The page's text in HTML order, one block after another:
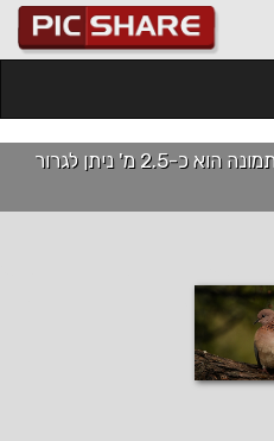
להמחשה בלבד - גודל הקיר בתמונה הוא כ-2.5 מ' ניתן לגרור